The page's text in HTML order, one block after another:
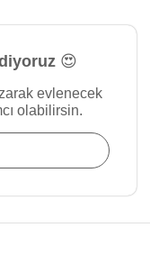
😍
evlenecek
olabilirsin.